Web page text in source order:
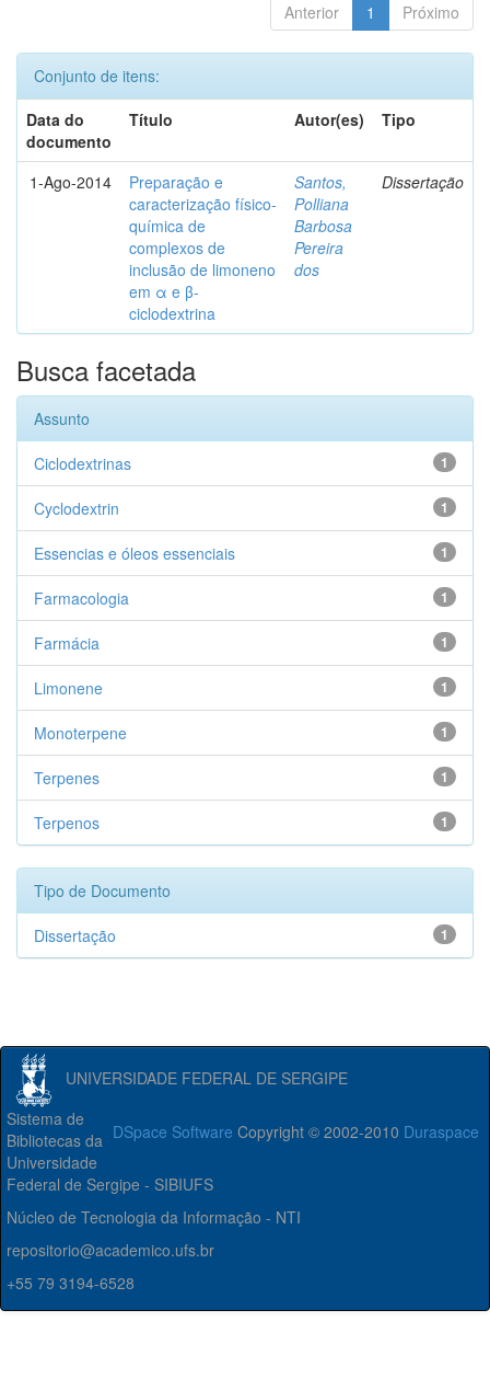
Anterior 1 Próximo
Conjunto de itens:
Data do
documento
Título Autor(es) Tipo
1-Ago-2014
Preparação e
caracterização físico-
química de
complexos de
inclusão de limoneno
em α e β-
ciclodextrina
Santos,
Polliana
Barbosa
Pereira
dos
Dissertação
Busca facetada
Assunto
1
Ciclodextrinas
1
Cyclodextrin
1
Essencias e óleos essenciais
1
Farmacologia
1
Farmácia
1
Limonene
1
Monoterpene
1
Terpenes
1
Terpenos
Tipo de Documento
1
Dissertação
UNIVERSIDADE FEDERAL DE SERGIPE
DSpace Software Copyright © 2002-2010 Duraspace
Sistema de
Bibliotecas da
Universidade
Federal de Sergipe - SIBIUFS
Núcleo de Tecnologia da Informação - NTI
repositorio@academico.ufs.br
+55 79 3194-6528